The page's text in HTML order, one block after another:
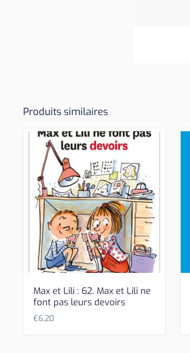
Produits similaires
Max et Lili : 62. Max et Lili ne
font pas leurs devoirs
€6,20